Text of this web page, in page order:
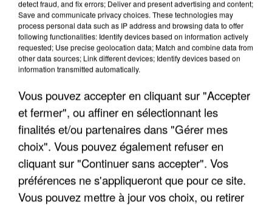
4 août 2026
Le gouvernement et l’Ademe publient une carte
interactive des lieux...
Les habitants peuvent partager les points frais
près de chez eux.
detect fraud, and fix errors; Deliver and present advertising and content;
Save and communicate privacy choices. These technologies may
process personal data such as IP address and browsing data to offer
following functionalities: Identify devices based on information actively
requested; Use precise geolocation data; Match and combine data from
other data sources; Link different devices; Identify devices based on
information transmitted automatically.
Vous pouvez accepter en cliquant sur "Accepter
et fermer", ou affiner en sélectionnant les
finalités et/ou partenaires dans "Gérer mes
choix". Vous pouvez également refuser en
cliquant sur "Continuer sans accepter". Vos
préférences ne s'appliqueront que pour ce site.
Vous pouvez mettre à jour vos choix, ou retirer